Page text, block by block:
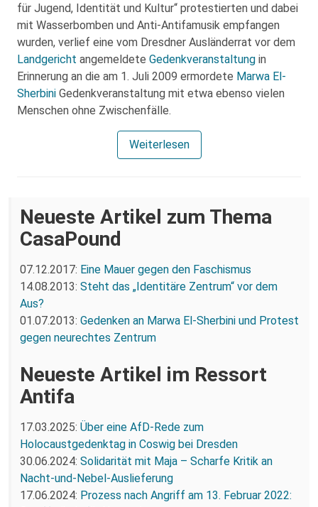
für Jugend, Identität und Kultur“ protestierten und dabei
mit Wasserbomben und Anti-Antifamusik empfangen
wurden, verlief eine vom Dresdner Ausländerrat vor dem
Landgericht angemeldete Gedenkveranstaltung in
Erinnerung an die am 1. Juli 2009 ermordete Marwa El-
Sherbini Gedenkveranstaltung mit etwa ebenso vielen
Menschen ohne Zwischenfälle.
Weiterlesen
Neueste Artikel zum Thema
CasaPound
07.12.2017: Eine Mauer gegen den Faschismus
14.08.2013: Steht das „Identitäre Zentrum“ vor dem
Aus?
01.07.2013: Gedenken an Marwa El-Sherbini und Protest
gegen neurechtes Zentrum
Neueste Artikel im Ressort
Antifa
17.03.2025: Über eine AfD-Rede zum
Holocaustgedenktag in Coswig bei Dresden
30.06.2024: Solidarität mit Maja – Scharfe Kritik an
Nacht-und-Nebel-Auslieferung
17.06.2024: Prozess nach Angriff am 13. Februar 2022: